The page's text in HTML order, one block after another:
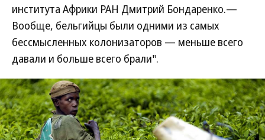
института Африки РАН Дмитрий Бондаренко.—
Вообще, бельгийцы были одними из самых
бессмысленных колонизаторов — меньше всего
давали и больше всего брали".